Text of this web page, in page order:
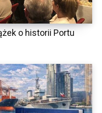
o historii Portu